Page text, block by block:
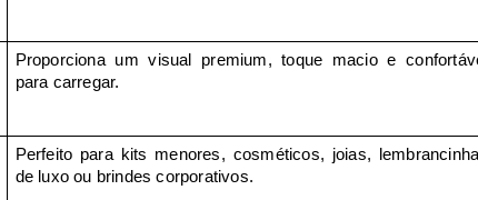
Proporciona um visual premium, toque macio e
para carregar.
Perfeito para kits menores, cosméticos, joias,
de luxo ou brindes corporativos.